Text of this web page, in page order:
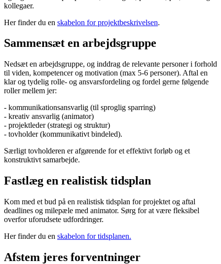
kollegaer.
Her finder du en skabelon for projektbeskrivelsen.
Sammensæt en arbejdsgruppe
Nedsæt en arbejdsgruppe, og inddrag de relevante personer i forhold
til viden, kompetencer og motivation (max 5-6 personer). Aftal en
klar og tydelig rolle- og ansvarsfordeling og fordel gerne følgende
roller mellem jer:
- kommunikationsansvarlig (til sproglig sparring)
- kreativ ansvarlig (animator)
- projektleder (strategi og struktur)
- tovholder (kommunikativt bindeled).
Særligt tovholderen er afgørende for et effektivt forløb og et
konstruktivt samarbejde.
Fastlæg en realistisk tidsplan
Kom med et bud på en realistisk tidsplan for projektet og aftal
deadlines og milepæle med animator. Sørg for at være fleksibel
overfor uforudsete udfordringer.
Her finder du en skabelon for tidsplanen.
Afstem jeres forventninger